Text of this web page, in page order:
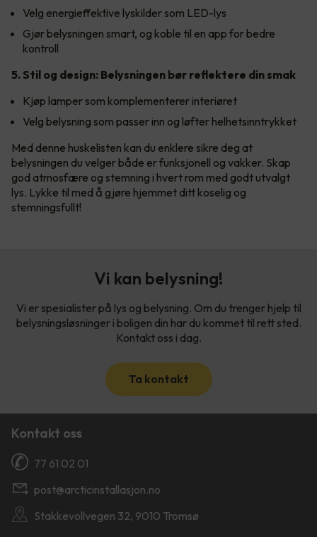
Velg energieffektive lyskilder som LED-lys
Gjør belysningen smart, og koble til en app for bedre
kontroll
5. Stil og design: Belysningen bør reflektere din smak
Kjøp lamper som komplementerer interiøret
Velg belysning som passer inn og løfter helhetsinntrykket
Med denne huskelisten kan du enklere sikre deg at
belysningen du velger både er funksjonell og vakker. Skap
god atmosfære og stemning i hvert rom med godt utvalgt
lys. Lykke til med å gjøre hjemmet ditt koselig og
stemningsfullt!
Vi kan belysning!
Vi er spesialister på lys og belysning. Om du trenger hjelp til
belysningsløsninger i boligen din har du kommet til rett sted.
Kontakt oss i dag.
Ta kontakt
Kontakt oss
77 61 02 01
post@arcticinstallasjon.no
Stakkevollvegen 32, 9010 Tromsø